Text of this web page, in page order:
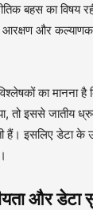
बहस का विषय
और
का मानना
तो इससे जातीय
हैं। इसलिए डेटा के
और डेटा